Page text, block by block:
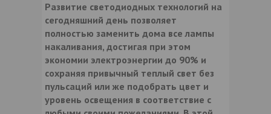
Развитие светодиодных технологий на
сегодняшний день позволяет
полностью заменить дома все лампы
накаливания, достигая при этом
экономии электроэнергии до 90% и
сохраняя привычный теплый свет без
пульсаций или же подобрать цвет и
уровень освещения в соответствие с